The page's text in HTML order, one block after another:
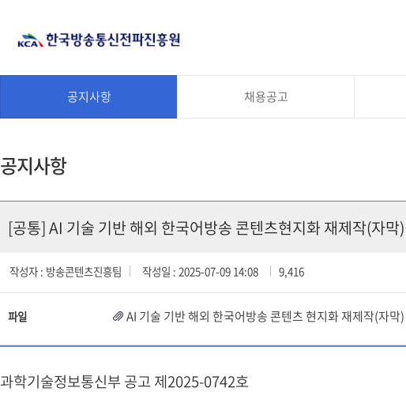
공지사항 채용공고
공지사항
[공통] AI 기술 기반 해외 한국어방송 콘텐츠현지화 재제작(자막
작성자 : 방송콘텐츠진흥팀 작성일 : 2025-07-09 14:08 9,416
파일 AI 기술 기반 해외 한국어방송 콘텐츠 현지화 재제작(자
과학기술정보통신부 공고 제2025-0742호